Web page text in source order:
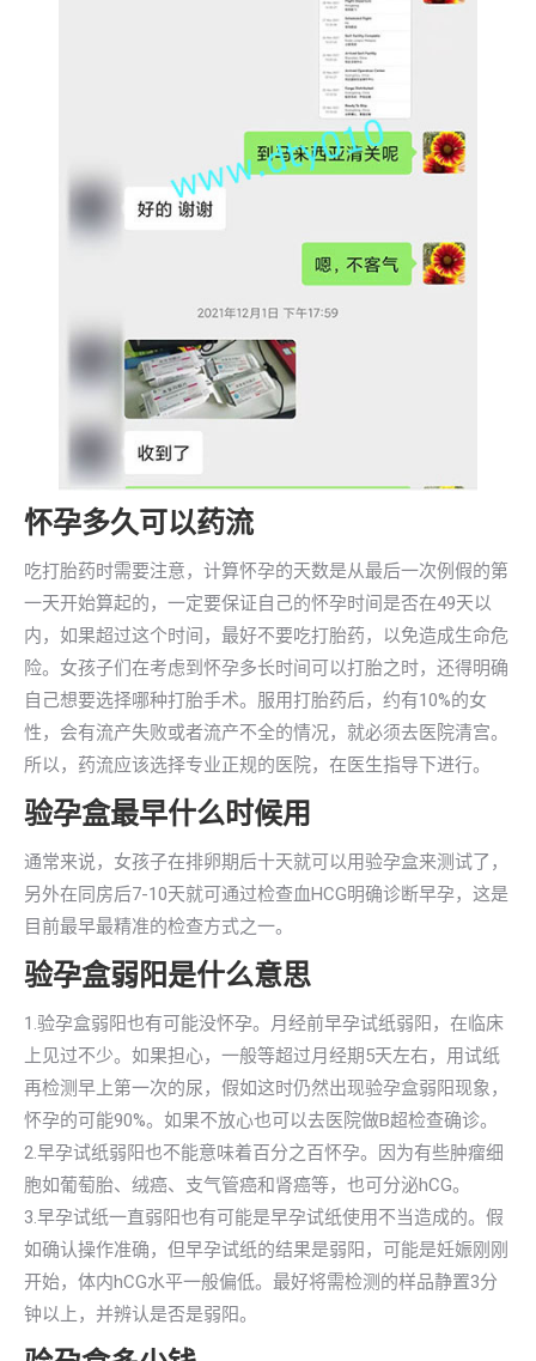
怀孕多久可以药流
吃打胎药时需要注意，计算怀孕的天数是从最后一次例假的第
一天开始算起的，一定要保证自己的怀孕时间是否在49天以
内，如果超过这个时间，最好不要吃打胎药，以免造成生命危
险。女孩子们在考虑到怀孕多长时间可以打胎之时，还得明确
自己想要选择哪种打胎手术。服用打胎药后，约有10%的女
性，会有流产失败或者流产不全的情况，就必须去医院清宫。
所以，药流应该选择专业正规的医院，在医生指导下进行。
验孕盒最早什么时候用
通常来说，女孩子在排卵期后十天就可以用验孕盒来测试了，
另外在同房后7-10天就可通过检查血HCG明确诊断早孕，这是
目前最早最精准的检查方式之一。
验孕盒弱阳是什么意思
1.验孕盒弱阳也有可能没怀孕。月经前早孕试纸弱阳，在临床
上见过不少。如果担心，一般等超过月经期5天左右，用试纸
再检测早上第一次的尿，假如这时仍然出现验孕盒弱阳现象，
怀孕的可能90%。如果不放心也可以去医院做B超检查确诊。
2.早孕试纸弱阳也不能意味着百分之百怀孕。因为有些肿瘤细
胞如葡萄胎、绒癌、支气管癌和肾癌等，也可分泌hCG。
3.早孕试纸一直弱阳也有可能是早孕试纸使用不当造成的。假
如确认操作准确，但早孕试纸的结果是弱阳，可能是妊娠刚刚
开始，体内hCG水平一般偏低。最好将需检测的样品静置3分
钟以上，并辨认是否是弱阳。